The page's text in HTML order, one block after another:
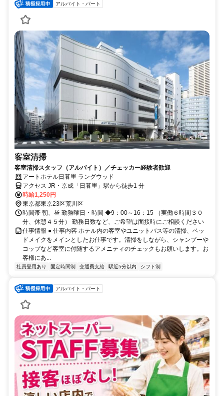
アルバイト・パート
客室清掃
客室清掃スタッフ（アルバイト）／チェッカー経験者歓迎
アートホテル日暮里 ラングウッド
アクセス JR・京成「日暮里」駅から徒歩1 分
時給1,250円
東京都東京23区荒川区
時間帯 朝、昼 勤務曜日・時間 ◆9：00～16：15 （実働６時間３０
分、休憩４５分） 勤務日数など、ご希望は面接時にご相談ください
仕事情報 ● 仕事内容 ホテル内の客室やユニットバス等の清掃、ベッ
ドメイクをメインとしたお仕事です。清掃をしながら、シャンプーや
コップなど客室に付随するアメニティのチェックもお願いします。お
客様にあ...
社員登用あり 固定時間制 交通費支給 駅近5分以内 シフト制
アルバイト・パート